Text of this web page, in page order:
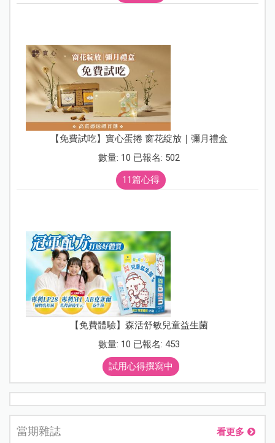
【免費試吃】實心蛋捲 窗花綻放｜彌月禮盒
數量: 10 已報名: 502
11篇心得
【免費體驗】森活舒敏兒童益生菌
數量: 10 已報名: 453
試用心得撰寫中
當期雜誌 看更多